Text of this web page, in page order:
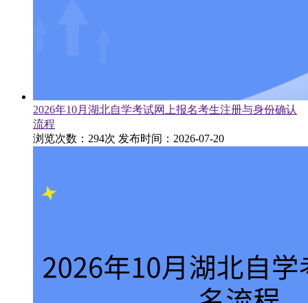
2026年10月湖北自学考试网上报名考生注册与身份确认
流程
浏览次数：294次 发布时间：2026-07-20